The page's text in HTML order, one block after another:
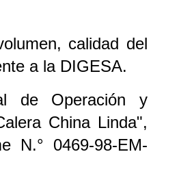
calidad del
a la DIGESA.
de Operación y
China Linda",
N.° 0469-98-EM-